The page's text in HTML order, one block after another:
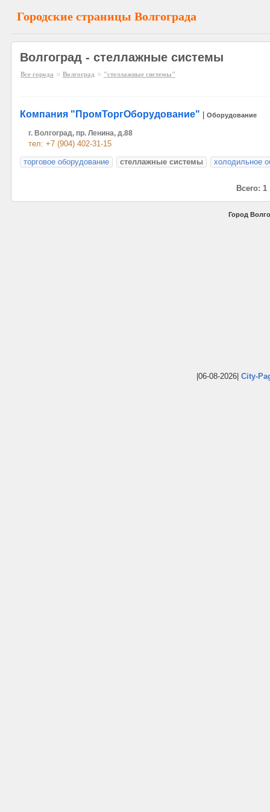
Городские страницы Волгограда
Волгоград - стеллажные системы
Все города » Волгоград » "стеллажные системы"
Компания "ПромТоргОборудование" Оборудование
г. Волгоград, пр. Ленина, д.88
тел: +7 (904) 402-31-15
торговое оборудование
стеллажные системы холодильное
Всего: 1
Город
|06-08-2026| City-